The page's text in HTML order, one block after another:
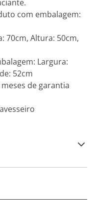
com embalagem:
70cm, Altura: 50cm,
Largura:
52cm
de garantia